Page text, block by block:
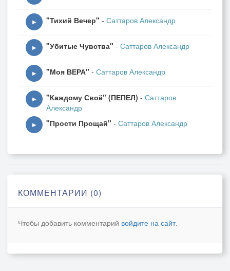
▶ "Тихий Вечер" - Саттаров Александр
▶ "Убитые Чувства" - Саттаров Александр
▶ "Моя ВЕРА" - Саттаров Александр
▶ "Каждому Своё" (ПЕПЕЛ) - Саттаров
Александр
▶ "Прости Прощай" - Саттаров Александр
КОММЕНТАРИИ (0)
Чтобы добавить комментарий войдите на сайт.